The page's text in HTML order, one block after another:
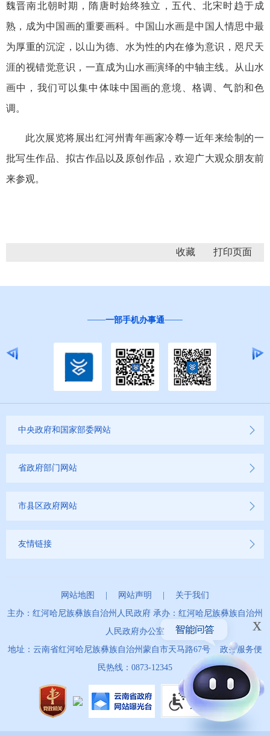
魏晋南北朝时期，隋唐时始终独立，五代、北宋时趋于成
熟，成为中国画的重要画科。中国山水画是中国人情思中最
为厚重的沉淀，以山为德、水为性的内在修为意识，咫尺天
涯的视错觉意识，一直成为山水画演绎的中轴主线。从山水
画中，我们可以集中体味中国画的意境、格调、气韵和色
调。
此次展览将展出红河州青年画家冷尊一近年来绘制的一
批写生作品、拟古作品以及原创作品，欢迎广大观众朋友前
来参观。
收藏
一部手机办事通
中央政府和国家部委网站
省政府部门网站
市县区政府网站
友情链接
网站地图 网站声明
关于我们
主办：红河哈尼族彝族自治州人民政府 承办：红河哈尼族彝族自治州
人民政府办公室
地址：云南省红河哈尼族彝族自治州蒙自市天马路67号 政务服务便
民热线：0873-12345
x